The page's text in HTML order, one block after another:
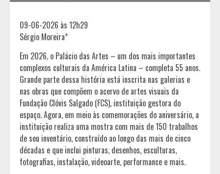
09-06-2026 às 12h29
Sérgio Moreira*
Em 2026, o Palácio das Artes – um dos mais importantes
complexos culturais da América Latina – completa 55 anos.
Grande parte dessa história está inscrita nas galerias e
nas obras que compõem o acervo de artes visuais da
Fundação Clóvis Salgado (FCS), instituição gestora do
espaço. Agora, em meio às comemorações do aniversário, a
instituição realiza uma mostra com mais de 150 trabalhos
de seu inventário, construído ao longo das mais de cinco
décadas e que inclui pinturas, desenhos, esculturas,
fotografias, instalação, videoarte, performance e mais.